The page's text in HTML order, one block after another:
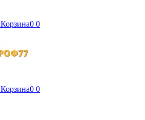
Корзина0 0
Корзина0 0